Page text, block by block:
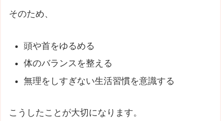
そのため、
頭や首をゆるめる
体のバランスを整える
無理をしすぎない生活習慣を意識する
こうしたことが大切になります。